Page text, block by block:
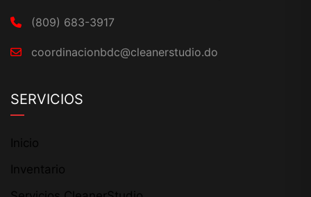
(809) 683-3917
coordinacionbdc@cleanerstudio.do
SERVICIOS
Inicio
Inventario